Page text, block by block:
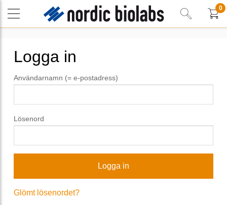
0
Logga in
Användarnamn (= e-postadress)
Lösenord
Glömt lösenordet?